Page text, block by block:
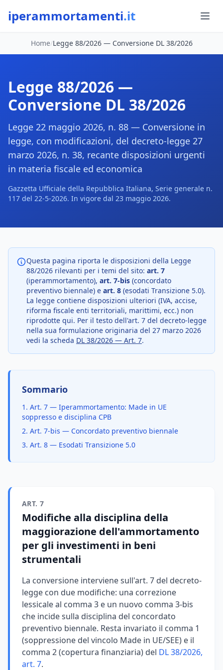
iperammortamenti.it
Home/Legge 88/2026 — Conversione DL 38/2026
Legge 88/2026 —
Conversione DL 38/2026
Legge 22 maggio 2026, n. 88 — Conversione in
legge, con modificazioni, del decreto-legge 27
marzo 2026, n. 38, recante disposizioni urgenti
in materia fiscale ed economica
Gazzetta Ufficiale della Repubblica Italiana, Serie generale n.
117 del 22-5-2026. In vigore dal 23 maggio 2026.
Questa pagina riporta le disposizioni della Legge
88/2026 rilevanti per i temi del sito: art. 7
(iperammortamento), art. 7-bis (concordato
preventivo biennale) e art. 8 (esodati Transizione 5.0).
La legge contiene disposizioni ulteriori (IVA, accise,
riforma fiscale enti territoriali, marittimi, ecc.) non
riprodotte qui. Per il testo dell'art. 7 del decreto-legge
nella sua formulazione originaria del 27 marzo 2026
vedi la scheda DL 38/2026 — Art. 7.
Sommario
1. Art. 7 — Iperammortamento: Made in UE
soppresso e disciplina CPB
2. Art. 7-bis — Concordato preventivo biennale
3. Art. 8 — Esodati Transizione 5.0
ART. 7
Modifiche alla disciplina della
maggiorazione dell'ammortamento
per gli investimenti in beni
strumentali
La conversione interviene sull'art. 7 del decreto-
legge con due modifiche: una correzione
lessicale al comma 3 e un nuovo comma 3-bis
che incide sulla disciplina del concordato
preventivo biennale. Resta invariato il comma 1
(soppressione del vincolo Made in UE/SEE) e il
comma 2 (copertura finanziaria) del DL 38/2026,
art. 7.